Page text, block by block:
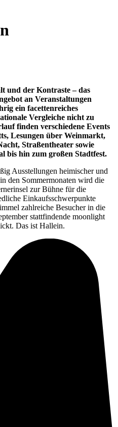
und der Kontraste – das
an Veranstaltungen
ein facettenreiches
Vergleiche nicht zu
finden verschiedene Events
Lesungen über Weinmarkt,
Straßentheater sowie
bis hin zum großen Stadtfest.
Ausstellungen heimischer und
den Sommermonaten wird die
zur Bühne für die
Einkaufsschwerpunkte
zahlreiche Besucher in die
stattfindende moonlight
Das ist Hallein.